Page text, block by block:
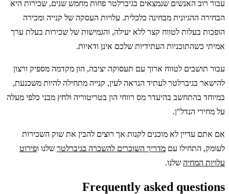
עבור רוב האנשים שנמצאים בגיברלטר פחות מחמש שנים, שכירות היא
הבחירה ההגיונית מבחינה כלכלית. עלויות העסקה של קנייה ומכירה
הופכות בעלות לטווח קצר ללא יעילה, והגמישות של שכירות בעלת ערך
אמיתי כשהתוכניות העתידיות שלכם אינן ודאיות.
עבור תושבים לטווח ארוך עם תעסוקה יציבה, הון מקדמה מספיק ורצון
להישאר בגיברלטר לעתיד הנראה לעין, קנייה מתחילה להיות משכנעת,
במיוחד בהתחשב בהיעדר מס רווחי הון בטריטוריה ולחץ מבני כלפי מעלה
על מחירי הנדל"ן.
אם אתם עדיין לא מוכנים לקנות אך רוצים להבין את שוק השכירות
לעומק, התחילו עם מדריך השוכרים להשכרה בגיברלטר שלנו ופירוט
עלויות המחיה שלנו.
Frequently asked questions